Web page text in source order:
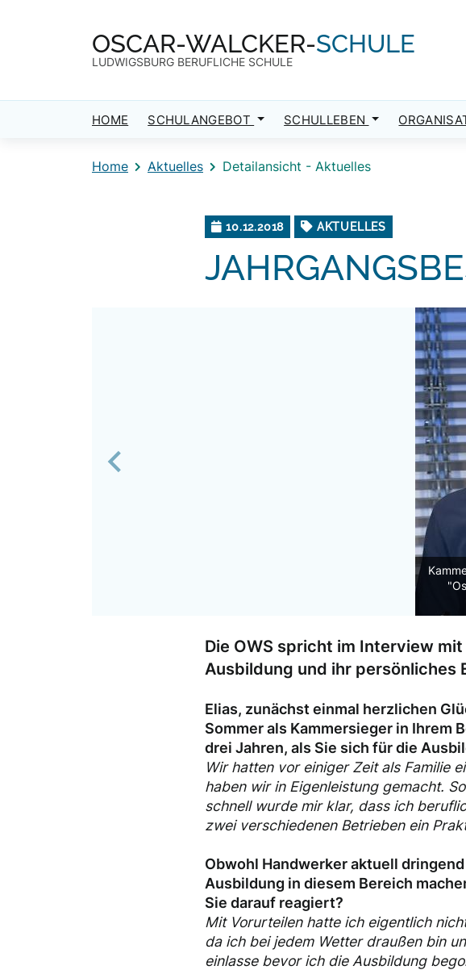
OSCAR-WALCKER-SCHULE
LUDWIGSBURG BERUFLICHE SCHULE
HOME SCHULANGEBOT SCHULLEBEN
Home Aktuelles Detailansicht - Aktuelles
10.12.2018 AKTUELLES
Previous
Die OWS spricht im Interview
Ausbildung und ihr persönliches
Elias, zunächst einmal herzlichen
Sommer als Kammersieger in Ihrem
drei Jahren, als Sie sich für die
Wir hatten vor einiger Zeit als Familie
haben wir in Eigenleistung gemacht.
schnell wurde mir klar, dass ich
zwei verschiedenen Betrieben ein
Obwohl Handwerker aktuell
Ausbildung in diesem Bereich
Sie darauf reagiert?
Mit Vorurteilen hatte ich eigentlich
da ich bei jedem Wetter draußen bin
einlasse bevor ich die Ausbildung